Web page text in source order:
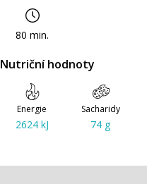
80 min.
Nutriční hodnoty
Energie
2624 kJ
Sacharidy
74 g